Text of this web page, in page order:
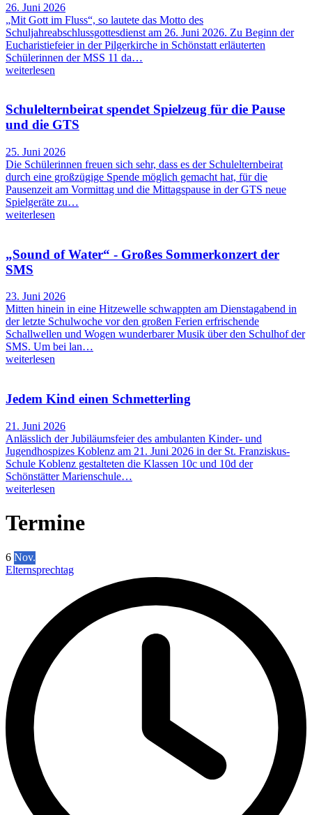
26. Juni 2026
„Mit Gott im Fluss“, so lautete das Motto des
Schuljahreabschlussgottesdienst am 26. Juni 2026. Zu Beginn der
Eucharistiefeier in der Pilgerkirche in Schönstatt erläuterten
Schülerinnen der MSS 11 da…
weiterlesen
Schulelternbeirat spendet Spielzeug für die Pause
und die GTS
25. Juni 2026
Die Schülerinnen freuen sich sehr, dass es der Schulelternbeirat
durch eine großzügige Spende möglich gemacht hat, für die
Pausenzeit am Vormittag und die Mittagspause in der GTS neue
Spielgeräte zu…
weiterlesen
„Sound of Water“ - Großes Sommerkonzert der
SMS
23. Juni 2026
Mitten hinein in eine Hitzewelle schwappten am Dienstagabend in
der letzte Schulwoche vor den großen Ferien erfrischende
Schallwellen und Wogen wunderbarer Musik über den Schulhof der
SMS. Um bei lan…
weiterlesen
Jedem Kind einen Schmetterling
21. Juni 2026
Anlässlich der Jubiläumsfeier des ambulanten Kinder- und
Jugendhospizes Koblenz am 21. Juni 2026 in der St. Franziskus-
Schule Koblenz gestalteten die Klassen 10c und 10d der
Schönstätter Marienschule…
weiterlesen
Termine
6 Nov.
Elternsprechtag